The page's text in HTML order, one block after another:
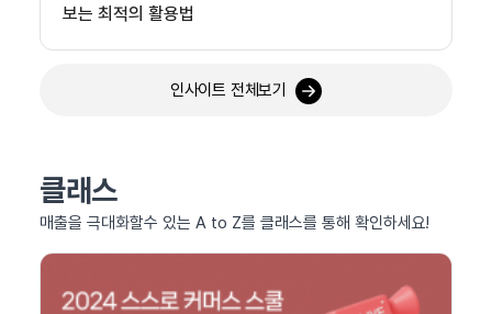
보는 최적의 활용법
인사이트 전체보기
클래스
매출을 극대화할수 있는 A to Z를 클래스를 통해 확인하세요!